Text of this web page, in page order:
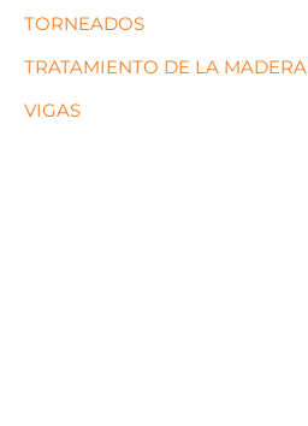
TORNEADOS
TRATAMIENTO DE LA MADERA
VIGAS